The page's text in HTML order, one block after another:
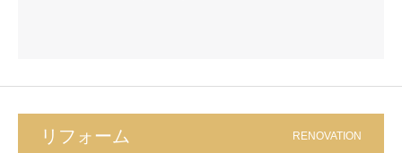
リフォーム RENOVATION